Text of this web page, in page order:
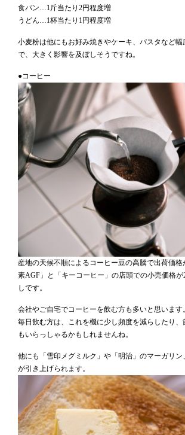
食パン…1斤当たり2円程度増
うどん…1杯当たり1円程度増
小麦粉は他にもお好み焼きやケーキ、パスタなど
で、大きく影響を及ぼしそうですね。
●コーヒー
産地の天候不順によるコーヒー豆の高騰で出荷価
素AGF」と「キーコーヒー」の店頭での小売価格
しです。
会社やご自宅でコーヒーを飲む方も多いと思います。
毎日飲む方は、これを機に少し頻度を減らしたり
もいらっしゃるかもしれませんね。
他にも「雪印メグミルク」や「明治」のマーガリ
が引き上げられます。